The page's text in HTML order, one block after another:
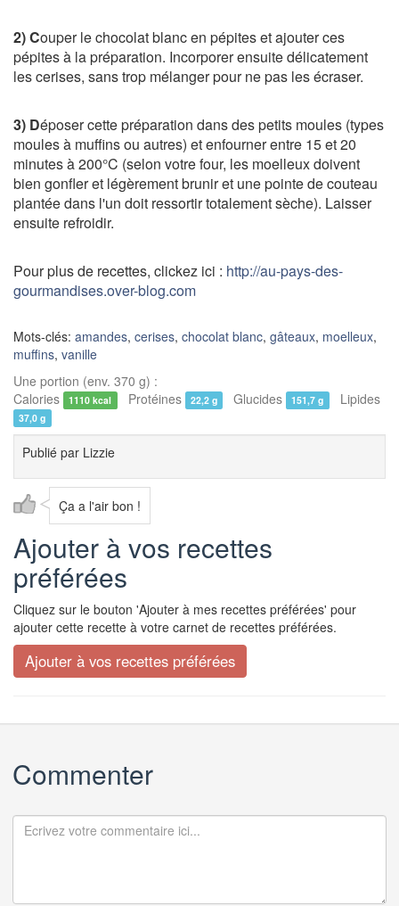
2) Couper le chocolat blanc en pépites et ajouter ces
pépites à la préparation. Incorporer ensuite délicatement
les cerises, sans trop mélanger pour ne pas les écraser.
3) Déposer cette préparation dans des petits moules (types
moules à muffins ou autres) et enfourner entre 15 et 20
minutes à 200°C (selon votre four, les moelleux doivent
bien gonfler et légèrement brunir et une pointe de couteau
plantée dans l'un doit ressortir totalement sèche). Laisser
ensuite refroidir.
Pour plus de recettes, clickez ici : http://au-pays-des-
gourmandises.over-blog.com
Mots-clés: amandes, cerises, chocolat blanc, gâteaux, moelleux,
muffins, vanille
Une portion (env. 370 g) :
Calories
1110 kcal Protéines 22,2 g Glucides 151,7 g Lipides
37,0 g
Publié par Lizzie
Ça a l'air bon !
Ajouter à vos recettes
préférées
Cliquez sur le bouton 'Ajouter à mes recettes préférées' pour
ajouter cette recette à votre carnet de recettes préférées.
Commenter